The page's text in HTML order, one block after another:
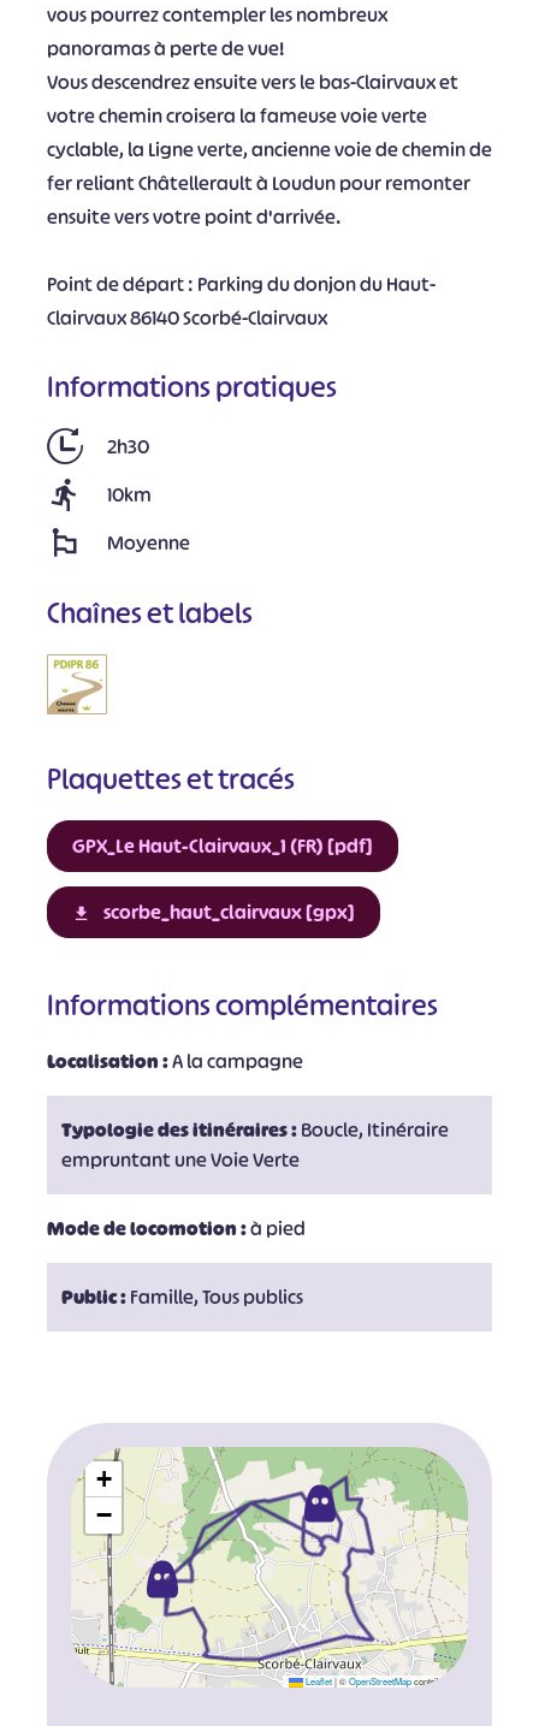
vous pourrez contempler les nombreux
panoramas à perte de vue!
Vous descendrez ensuite vers le bas-Clairvaux et
votre chemin croisera la fameuse voie verte
cyclable, la Ligne verte, ancienne voie de chemin de
fer reliant Châtellerault à Loudun pour remonter
ensuite vers votre point d'arrivée.
Point de départ : Parking du donjon du Haut-
Clairvaux 86140 Scorbé-Clairvaux
Informations pratiques
2h30
10km
Moyenne
Chaînes et labels
Plaquettes et tracés
GPX_Le Haut-Clairvaux_1 (FR) [pdf]
scorbe_haut_clairvaux [gpx]
Informations complémentaires
Localisation :A la campagne
Typologie des itinéraires :Boucle, Itinéraire
empruntant une Voie Verte
Mode de locomotion :à pied
Public :Famille, Tous publics
+
−
Leaflet |©OpenStreetMapcontributors